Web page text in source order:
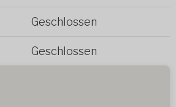
Geschlossen
Geschlossen